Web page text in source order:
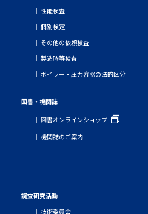
性能検査
個別検定
その他の依頼検査
製造時等検査
ボイラー・圧力容器の法的区分
図書・機関誌
図書オンラインショップ
機関誌のご案内
調査研究活動
技術委員会